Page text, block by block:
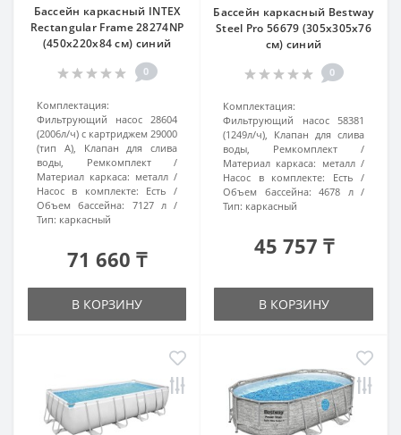
Бассейн каркасный INTEX
Rectangular Frame 28274NP
(450x220х84 см) синий
0
Комплектация:
Фильтрующий насос 28604
(2006л/ч) с картриджем 29000
(тип A), Клапан для слива
воды, Ремкомплект
Материал каркаса: металл
Насос в комплекте:
Есть
Объем бассейна:
7127 л
Тип: каркасный
71 660 ₸
В КОРЗИНУ
Бассейн каркасный Bestway
Steel Pro 56679 (305х305х76
см) синий
0
Комплектация:
Фильтрующий насос 58381
(1249л/ч), Клапан для слива
воды, Ремкомплект
Материал каркаса: металл
Насос в комплекте:
Есть
Объем бассейна: 4678 л
Тип: каркасный
45 757 ₸
В КОРЗИНУ